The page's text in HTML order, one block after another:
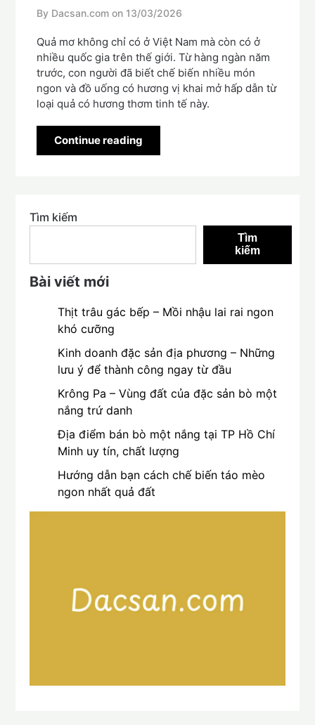
By Dacsan.com on 13/03/2026
Quả mơ không chỉ có ở Việt Nam mà còn có ở
nhiều quốc gia trên thế giới. Từ hàng ngàn năm
trước, con người đã biết chế biến nhiều món
ngon và đồ uống có hương vị khai mở hấp dẫn từ
loại quả có hương thơm tinh tế này.
Continue reading
Tìm kiếm
Tìm
kiếm
Bài viết mới
Thịt trâu gác bếp – Mồi nhậu lai rai ngon
khó cưỡng
Kinh doanh đặc sản địa phương – Những
lưu ý để thành công ngay từ đầu
Krông Pa – Vùng đất của đặc sản bò một
nắng trứ danh
Địa điểm bán bò một nắng tại TP Hồ Chí
Minh uy tín, chất lượng
Hướng dẫn bạn cách chế biến táo mèo
ngon nhất quả đất